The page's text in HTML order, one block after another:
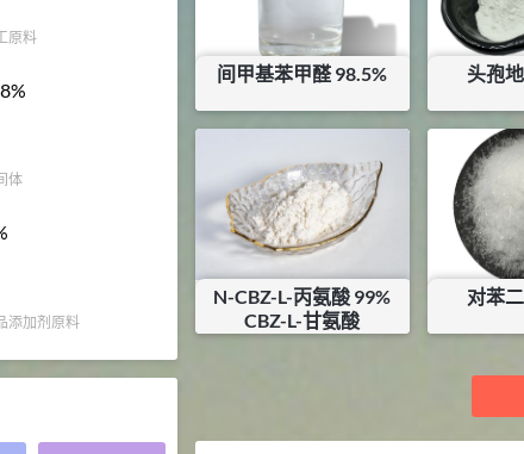
间甲基苯甲醛 98.5%
¥115
头孢
¥
库
N-CBZ-L-丙氨酸 99%
CBZ-L-甘氨酸
对苯
库存
原料
体
添加剂原料
2021-05-25 食品添加剂原料
9 硬脂富马酸钠 99%
2021-06-19 化工原料
34.8 10 DL-蛋氨酸 99%
2021-06-21